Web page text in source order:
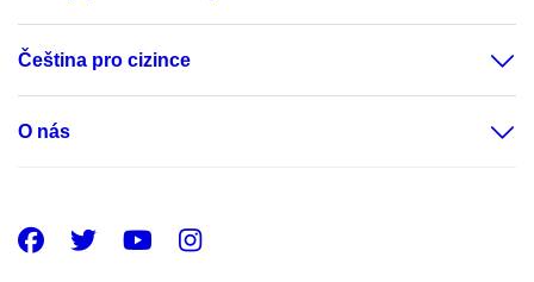
Čeština pro cizince
O nás
Facebook
Twitter
Youtube
Instagram